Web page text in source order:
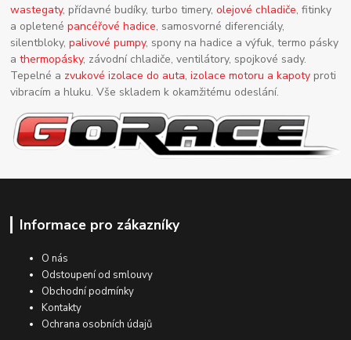
wastegaty, přídavné budíky, turbo timery,olejové chladiče, fitinky
a opletenépancéřové hadice, samosvorné diferenciály,
silentbloky,palivové pumpy, spony na hadice a výfuk, termo pásky
athermopásky, závodní chladiče, ventilátory, spojkové sady.
Tepelné a zvukové izolace do auta,izolace motoru a kapoty proti
vibracím a hluku. Vše skladem k okamžitému odeslání.
Informace pro zákazníky
O nás
Odstoupení od smlouvy
Obchodní podmínky
Kontakty
Ochrana osobních údajů